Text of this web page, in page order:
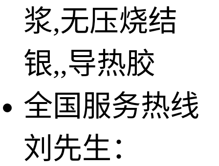
浆,无压烧结
银,,导热胶
全国服务热线
刘先生：